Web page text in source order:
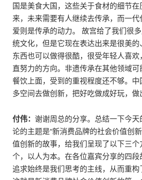
国是美食大国，这些关于食材的细节
来，未来需要有人继续去传承，而一
爱则是传承的动力。 故宫给了我们很
统文化，但是它现在表达出来是很美
东西也可以做得很酷，很受年轻人喜
直努力的方向。非遗传承在其他领域
餐饮上面，受到的重视程度还不够。
多空间去做创新，把好吃做成好玩，做
付伟： 谢谢周总的分享。总结一下今
论的主题是“新消费品牌的社会价值创
值创新的故事，给我们呈现了以下三
个，以人为本。在各位嘉宾分享的四
追求始终是我们思考的主线，从而重构